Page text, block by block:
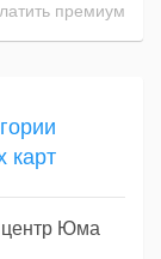
премиум
карт
центр Юма